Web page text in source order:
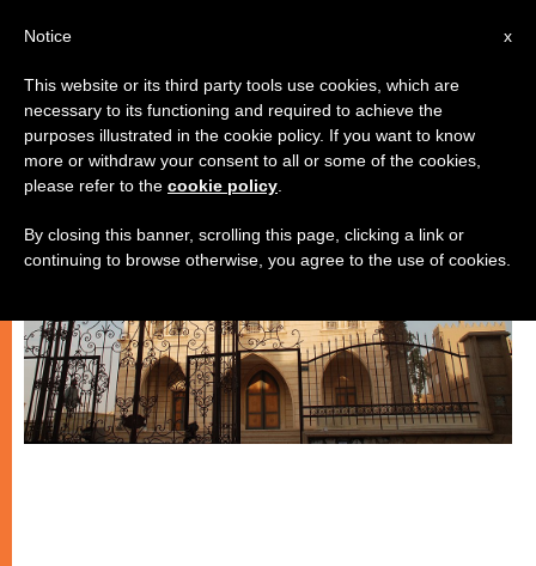
CHIESE ORIENTALI
x
Notice
This website or its third party tools use cookies, which are
necessary to its functioning and required to achieve the
purposes illustrated in the cookie policy. If you want to know
more or withdraw your consent to all or some of the cookies,
please refer to the cookie policy
By closing this banner, scrolling this page, clicking a link or
continuing to browse otherwise, you agree to the use of cookies.